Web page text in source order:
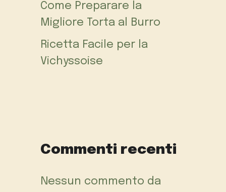
Come Preparare la
Migliore Torta al Burro
Ricetta Facile per la
Vichyssoise
Commenti recenti
Nessun commento da